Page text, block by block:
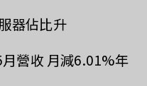
器佔比升
營收 月減6.01%年